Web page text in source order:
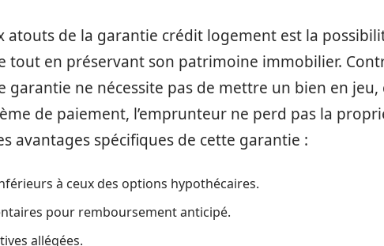
atouts de la garantie crédit logement est la
tout en préservant son patrimoine immobilier.
garantie ne nécessite pas de mettre un bien en jeu,
de paiement, l’emprunteur ne perd pas la
avantages spécifiques de cette garantie :
à ceux des options hypothécaires.
pour remboursement anticipé.
allégées.